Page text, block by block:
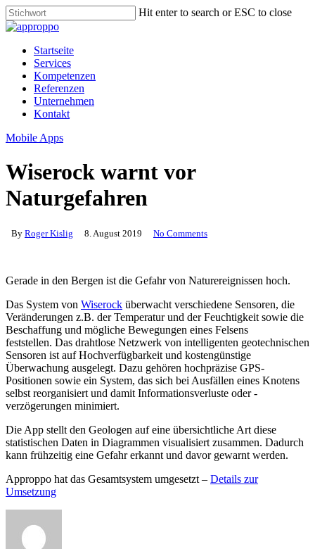
Skip
to
main
content
Hit enter to search or ESC to close
Close
Menu
Startseite
Services
Kompetenzen
Referenzen
Unternehmen
Kontakt
Mobile Apps
Wiserock warnt vor
Naturgefahren
By Roger Kislig 8. August 2019 No Comments
Gerade in den Bergen ist die Gefahr von Naturereignissen hoch.
Das System von Wiserock überwacht verschiedene Sensoren, die
Veränderungen z.B. der Temperatur und der Feuchtigkeit sowie die
Beschaffung und mögliche Bewegungen eines Felsens
feststellen. Das drahtlose Netzwerk von intelligenten geotechnischen
Sensoren ist auf Hochverfügbarkeit und kostengünstige
Überwachung ausgelegt. Dazu gehören hochpräzise GPS-
Positionen sowie ein System, das sich bei Ausfällen eines Knotens
selbst reorganisiert und damit Informationsverluste oder -
verzögerungen minimiert.
Die App stellt den Geologen auf eine übersichtliche Art diese
statistischen Daten in Diagrammen visualisiert zusammen. Dadurch
kann frühzeitig eine Gefahr erkannt und davor gewarnt werden.
Approppo hat das Gesamtsystem umgesetzt – Details zur
Umsetzung